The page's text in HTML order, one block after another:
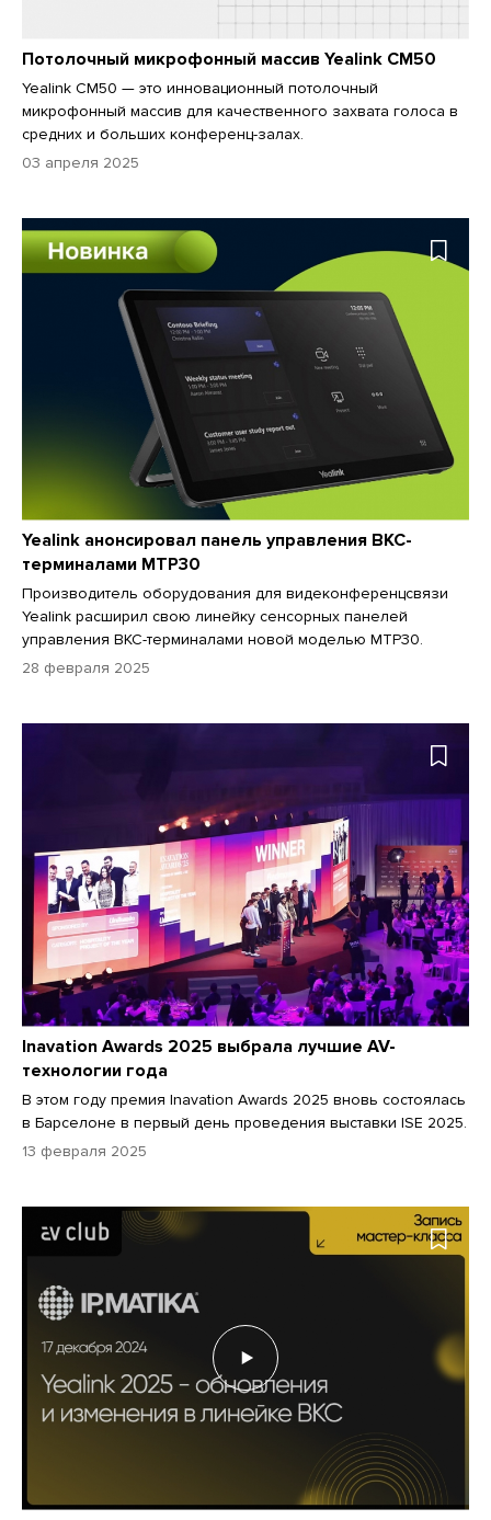
Потолочный микрофонный массив Yealink CM50
Yealink CM50 — это инновационный потолочный
микрофонный массив для качественного захвата голоса в
средних и больших конференц-залах.
03 апреля 2025
Yealink анонсировал панель управления ВКС-
терминалами MТP30
Производитель оборудования для видеконференцсвязи
Yealink расширил свою линейку сенсорных панелей
управления ВКС-терминалами новой моделью MТP30.
28 февраля 2025
Inavation Awards 2025 выбрала лучшие AV-
технологии года
В этом году премия Inavation Awards 2025 вновь состоялась
в Барселоне в первый день проведения выставки ISE 2025.
13 февраля 2025